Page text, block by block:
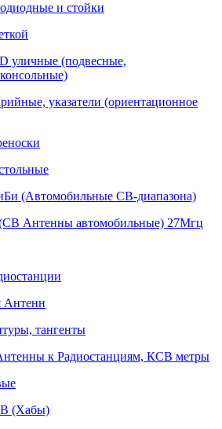
и стойки
уличные (подвесные,
указатели (ориентационное
(Автомобильные СВ-диапазона)
Антенны автомобильные) 27Мгц
Антенн
тангенты
к Радиостанциям, КСВ метры
(Хабы)